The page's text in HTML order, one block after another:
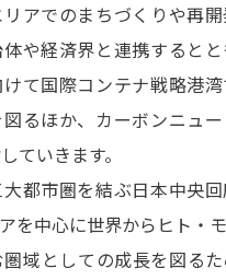
アでのまちづくりや再
や経済界と連携すると
て国際コンテナ戦略港
るほか、カーボンニュ
ていきます。
都市圏を結ぶ日本中央
を中心に世界からヒト・
域としての成長を図る